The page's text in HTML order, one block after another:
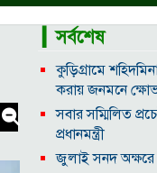
▎সর্বশেষ
কুড়িগ্রামে
করায় জনমনে
সবার সম্মিলিত
প্রধানমন্ত্রী
জুলাই সনদ অক্ষরে